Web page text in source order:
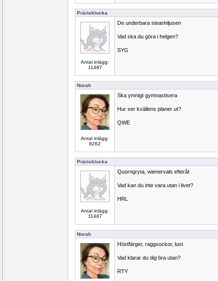
Prärieklocka
Antal inlägg:
11487
De underbara stearinljusen
Vad ska du göra i helgen?
SYG
Norah
Antal inlägg:
8262
Ska ymnigt gymnastisera
Hur ser kvällens planer ut?
QWE
Prärieklocka
Antal inlägg:
11487
Quorngryta, wienervals efteråt
Vad kan du inte vara utan i livet?
HRL
Norah
Höstfärger, raggsockor, lust
Vad klarar du dig bra utan?
RTY